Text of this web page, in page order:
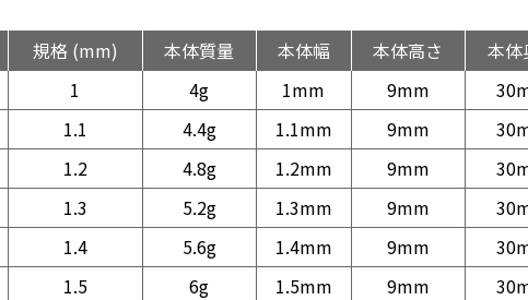
規格 (mm) 本体質量 本体幅 本体高さ 本体
1 4g 1mm 9mm
1.1 4.4g 1.1mm 9mm
1.2 4.8g 1.2mm 9mm
1.3 5.2g 1.3mm 9mm
1.4 5.6g 1.4mm 9mm
1.5 6g 1.5mm 9mm